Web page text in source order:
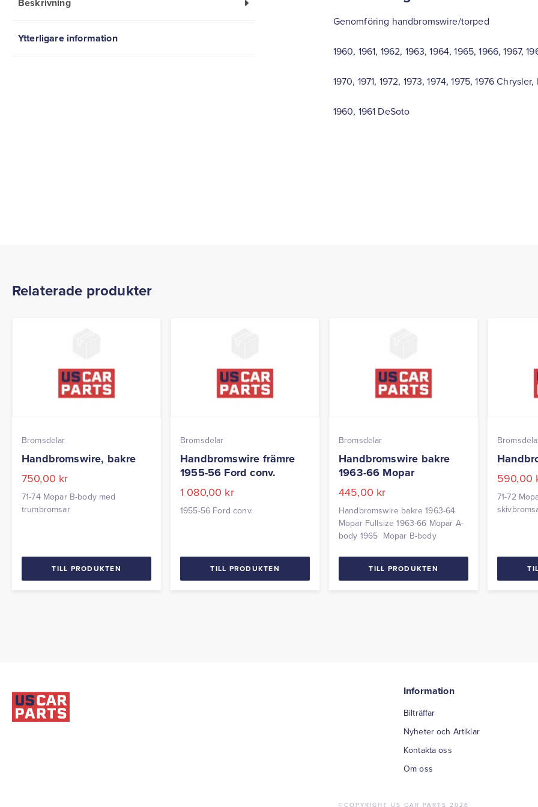
Beskrivning
Ytterligare information
Genomföring handbromswire/torped
1960, 1961, 1962, 1963, 1964, 1965, 1966, 1967,
1970, 1971, 1972, 1973, 1974, 1975, 1976
1960, 1961 DeSoto
Relaterade produkter
Bromsdelar
Handbromswire, bakre
750,00 kr
71-74 Mopar B-body med
trumbromsar
TILL PRODUKTEN
Bromsdelar
Handbromswire främre
1955-56 Ford conv.
1 080,00 kr
1955-56 Ford conv.
TILL PRODUKTEN
Bromsdelar
Handbromswire bakre
1963-66 Mopar
445,00 kr
Handbromswire bakre 1963-64
Mopar Fullsize 1963-66 Mopar A-
body 1965 Mopar B-body
TILL PRODUKTEN
590,00
71-72
Information
Bilträffar
Nyheter och Artiklar
Kontakta oss
Om oss
©COPYRIGHT US CAR PARTS 2026